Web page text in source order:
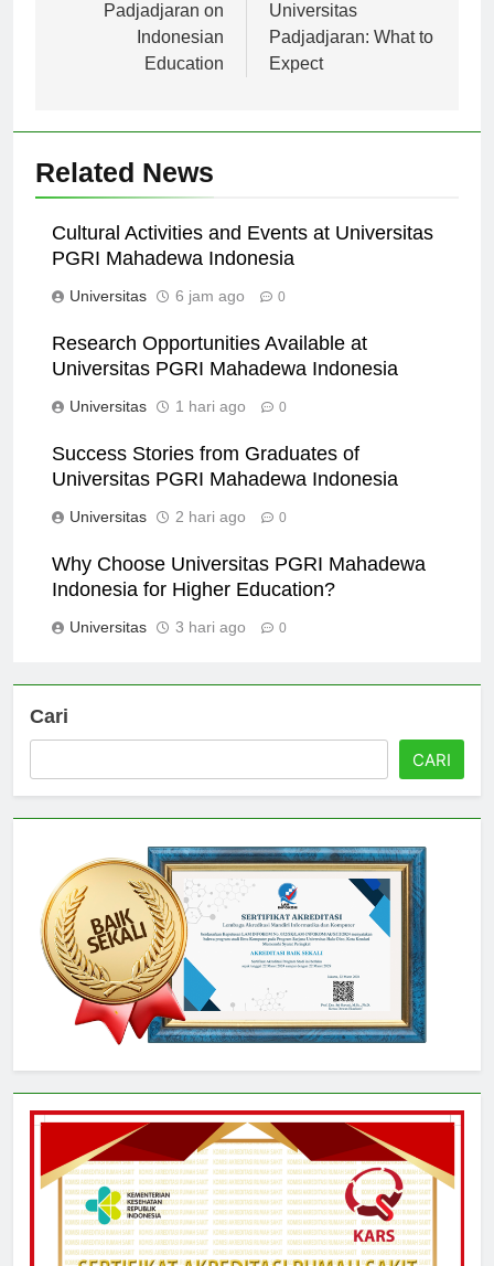
Padjadjaran on
Indonesian
Education
Universitas
Padjadjaran: What to
Expect
Related News
Cultural Activities and Events at Universitas
PGRI Mahadewa Indonesia
Universitas 6 jam ago 0
Research Opportunities Available at
Universitas PGRI Mahadewa Indonesia
Universitas 1 hari ago 0
Success Stories from Graduates of
Universitas PGRI Mahadewa Indonesia
Universitas 2 hari ago 0
Why Choose Universitas PGRI Mahadewa
Indonesia for Higher Education?
Universitas 3 hari ago 0
Cari
CARI